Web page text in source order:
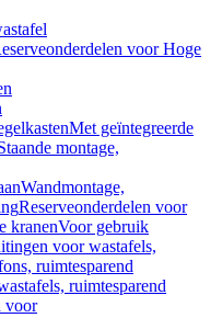
voor Hoge
Met geïntegreerde
montage,
Wandmontage,
Reserveonderdelen voor
kranenVoor gebruik
voor wastafels,
ruimtesparend
ruimtesparend
voor